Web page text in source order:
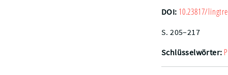
DOI: 10.23817/
S. 205–217
Schlüsselwörter: